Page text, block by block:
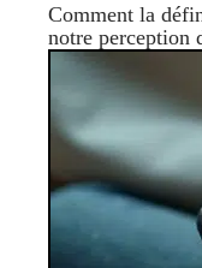
Comment la
notre perception